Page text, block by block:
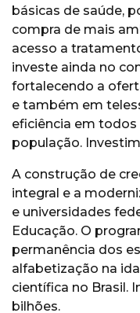
básicas de saúde,
compra de mais
acesso a
investe ainda no
fortalecendo a
e também em
eficiência em
população.
A construção de
integral e a
e universidades
Educação. O
permanência dos
alfabetização na
científica no Brasil.
bilhões.